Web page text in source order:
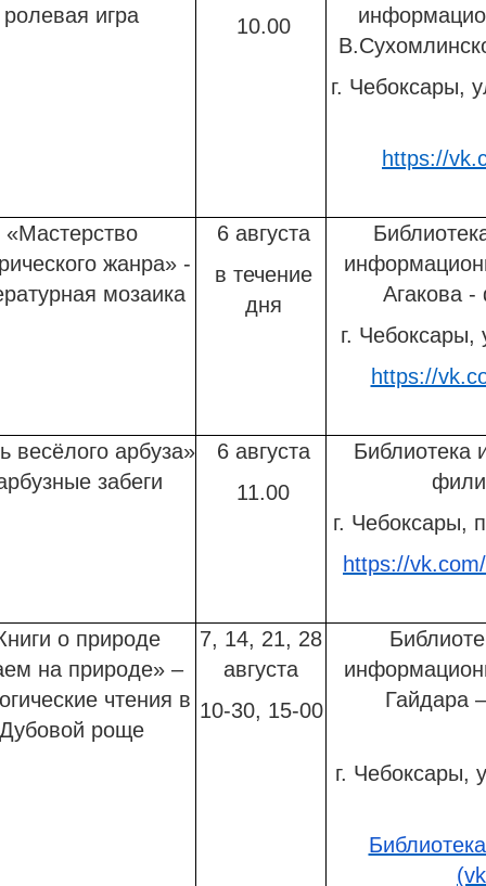
ролевая игра
10.00
г. Чебоксары,
https://
«Мастерство
жанра» -
мозаика
6 августа
в течение
дня
Агакова
г.
https://
весёлого арбуза»
забеги
6 августа
11.00
Библиотека
г. Чебоксары,
https://
о природе
на природе» –
чтения в
Дубовой роще
7, 14, 21, 28
августа
10-30, 15-00
Гайдара
г. Чебоксары,